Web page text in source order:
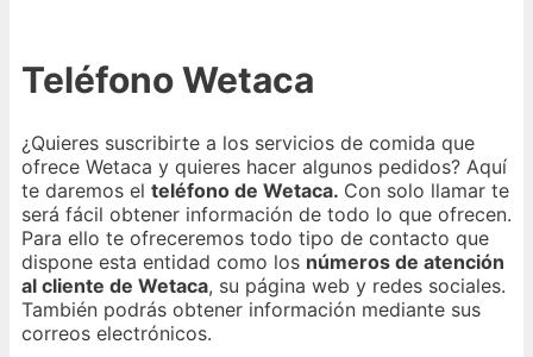
Teléfono Wetaca
¿Quieres suscribirte a los servicios de comida que
ofrece Wetaca y quieres hacer algunos pedidos? Aquí
te daremos el teléfono de Wetaca. Con solo llamar te
será fácil obtener información de todo lo que ofrecen.
Para ello te ofreceremos todo tipo de contacto que
dispone esta entidad como los números de atención
al cliente de Wetaca, su página web y redes sociales.
También podrás obtener información mediante sus
correos electrónicos.